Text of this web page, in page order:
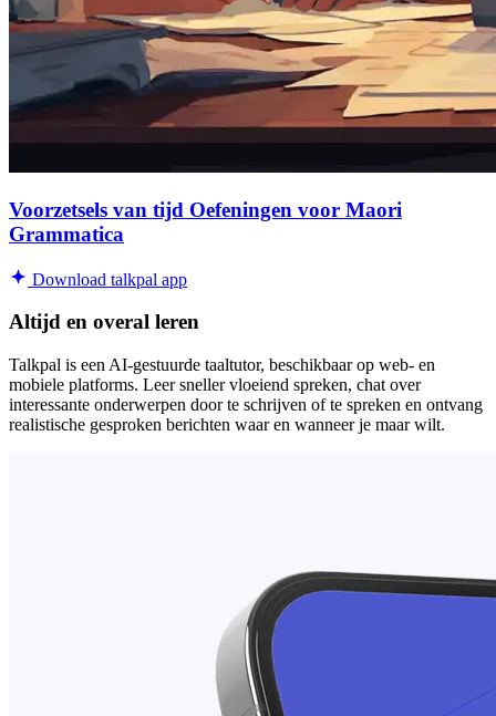
Voorzetsels van tijd Oefeningen voor Maori
Grammatica
Download talkpal app
Altijd en overal leren
Talkpal is een AI-gestuurde taaltutor, beschikbaar op web- en
mobiele platforms. Leer sneller vloeiend spreken, chat over
interessante onderwerpen door te schrijven of te spreken en ontvang
realistische gesproken berichten waar en wanneer je maar wilt.